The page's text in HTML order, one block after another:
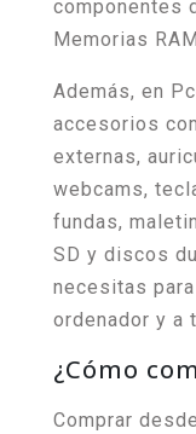
componentes
Memorias
Además, en
accesorios
externas,
webcams,
fundas,
SD y discos
necesitas
ordenador y
¿Cómo
Comprar